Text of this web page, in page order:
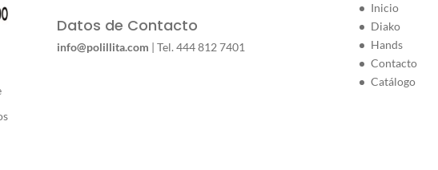
Datos de Contacto
info@polillita.com | Tel. 444 812 7401
Inicio
Diako
Hands
Contacto
Catálogo